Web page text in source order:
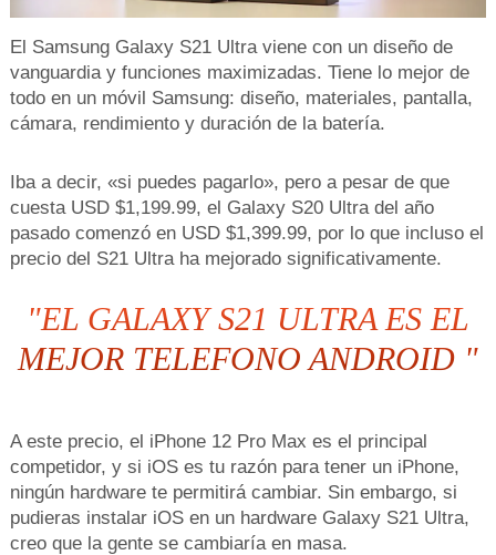
El Samsung Galaxy S21 Ultra viene con un diseño de
vanguardia y funciones maximizadas. Tiene lo mejor de
todo en un móvil Samsung: diseño, materiales, pantalla,
cámara, rendimiento y duración de la batería.
Iba a decir, «si puedes pagarlo», pero a pesar de que
cuesta USD $1,199.99, el Galaxy S20 Ultra del año
pasado comenzó en USD $1,399.99, por lo que incluso el
precio del S21 Ultra ha mejorado significativamente.
"EL GALAXY S21 ULTRA ES EL
MEJOR TELEFONO ANDROID "
A este precio, el iPhone 12 Pro Max es el principal
competidor, y si iOS es tu razón para tener un iPhone,
ningún hardware te permitirá cambiar. Sin embargo, si
pudieras instalar iOS en un hardware Galaxy S21 Ultra,
creo que la gente se cambiaría en masa.